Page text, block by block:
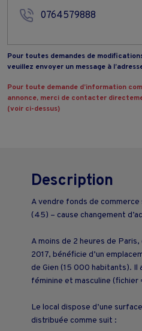
0764579888
Pour toutes demandes de
veuillez envoyer un message à
Pour toute demande d’information
annonce, merci de contacter
(voir ci-dessus)
Description
A vendre fonds de commerce
(45) – cause changement
A moins de 2 heures de
2017, bénéficie d’un
de Gien (15 000 habitants). Il
féminine et masculine (fichier
Le local dispose d’une
distribuée comme suit :